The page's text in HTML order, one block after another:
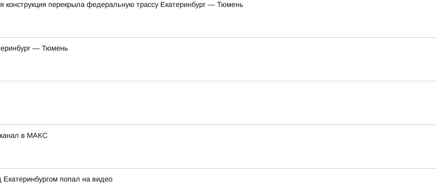
перекрыла федеральную трассу Екатеринбург — Тюмень
— Тюмень
в МАКС
попал на видео